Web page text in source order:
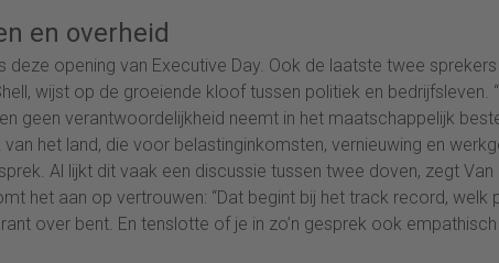
en overheid
opening van Executive Day. Ook de laatste twee
wijst op de groeiende kloof tussen politiek en bedrijfsleven.
geen verantwoordelijkheid neemt in het maatschappelijk
het land, die voor belastinginkomsten, vernieuwing en
Al lijkt dit vaak een discussie tussen twee doven, zegt Van
het aan op vertrouwen: “Dat begint bij het track record, welk
over bent. En tenslotte of je in zo’n gesprek ook